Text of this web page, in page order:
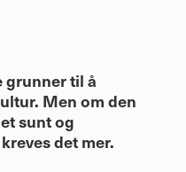
grunner til å
Men om den
sunt og
det mer.